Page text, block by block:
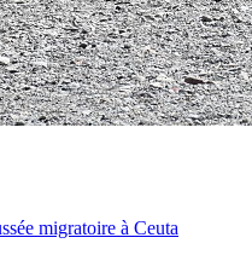
migratoire à Ceuta